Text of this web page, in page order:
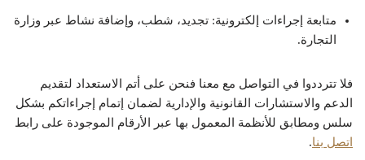
متابعة إجراءات إلكترونية: تجديد، شطب، وإضافة نشاط عبر وزارة
التجارة.
فلا تترددوا في التواصل مع معنا فنحن على أتم الاستعداد لتقديم
الدعم والاستشارات القانونية والإدارية لضمان إتمام إجراءاتكم بشكل
سلس ومطابق للأنظمة المعمول بها عبر الأرقام الموجودة على رابط
اتصل بنا.